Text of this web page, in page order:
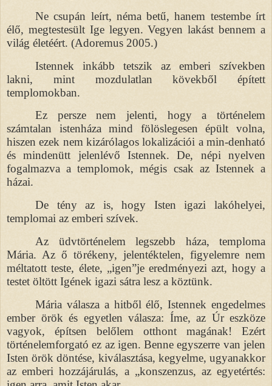
Ne csupán leírt, néma betű, hanem testembe írt
élő, megtestesült Ige legyen. Vegyen lakást bennem a
világ életéért. (Adoremus 2005.)
Istennek inkább tetszik az emberi szívekben
lakni, mint mozdulatlan kövekből épített
templomokban.
Ez persze nem jelenti, hogy a történelem
számtalan istenháza mind fölöslegesen épült volna,
hiszen ezek nem kizárólagos lokalizációi a min-denható
és mindenütt jelenlévő Istennek. De, népi nyelven
fogalmazva a templomok, mégis csak az Istennek a
házai.
De tény az is, hogy Isten igazi lakóhelyei,
templomai az emberi szívek.
Az üdvtörténelem legszebb háza, temploma
Mária. Az ő törékeny, jelentéktelen, figyelemre nem
méltatott teste, élete, „igen”je eredményezi azt, hogy a
testet öltött Igének igazi sátra lesz a köztünk.
Mária válasza a hitből élő, Istennek engedelmes
ember örök és egyetlen válasza: Íme, az Úr eszköze
vagyok, építsen belőlem otthont magának! Ezért
történelemforgató ez az igen. Benne egyszerre van jelen
Isten örök döntése, kiválasztása, kegyelme, ugyanakkor
az emberi hozzájárulás, a „konszenzus, az egyetértés: